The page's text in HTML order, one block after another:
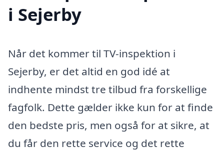
i Sejerby
Når det kommer til TV-inspektion i
Sejerby, er det altid en god idé at
indhente mindst tre tilbud fra forskellige
fagfolk. Dette gælder ikke kun for at finde
den bedste pris, men også for at sikre, at
du får den rette service og det rette